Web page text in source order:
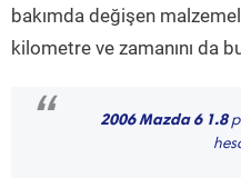
bakımda değişen
kilometre ve zamanını da
“ 2006 Mazda 6 1.8